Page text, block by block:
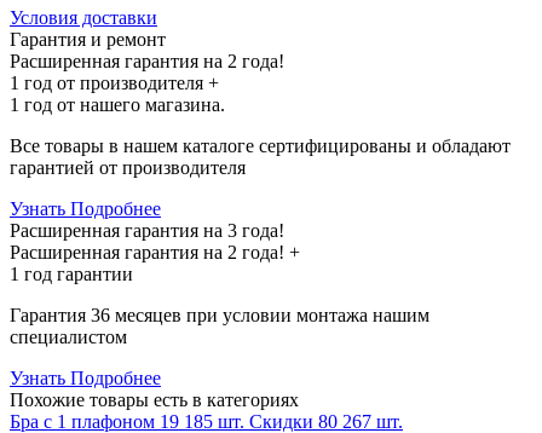
Условия доставки
Гарантия и ремонт
Расширенная гарантия на 2 года!
1 год от производителя +
1 год от нашего магазина.
Все товары в нашем каталоге сертифицированы и обладают
гарантией от производителя
Узнать Подробнее
Расширенная гарантия на 3 года!
Расширенная гарантия на 2 года! +
1 год гарантии
Гарантия 36 месяцев при условии монтажа нашим
специалистом
Узнать Подробнее
Похожие товары есть в категориях
Бра с 1 плафоном 19 185 шт. Скидки 80 267 шт.